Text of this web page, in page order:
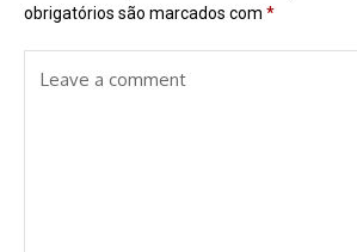
obrigatórios são marcados com *